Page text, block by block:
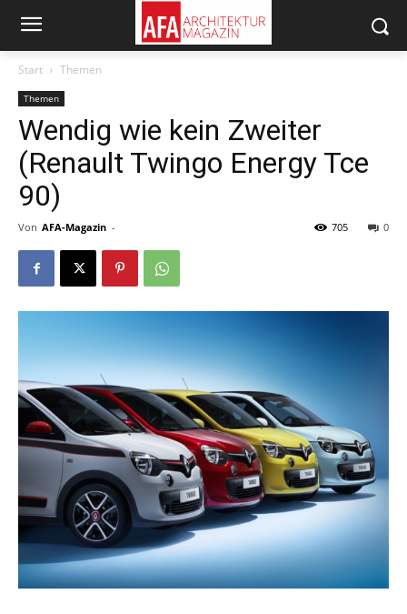
Start Themen
Themen
Wendig wie kein Zweiter
(Renault Twingo Energy Tce
90)
Von AFA-Magazin - 0
705